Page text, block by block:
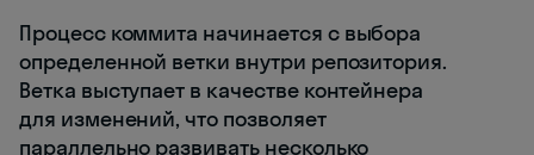
Процесс коммита начинается с выбора
определенной ветки внутри репозитория.
Ветка выступает в качестве контейнера
для изменений, что позволяет
параллельно развивать несколько